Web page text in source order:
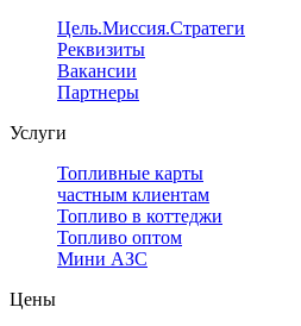
Цель.Миссия.Стратегия.
Реквизиты
Вакансии
Партнеры
Услуги
Топливные карты
частным клиентам
Топливо в коттеджи
Топливо оптом
Мини АЗС
Цены